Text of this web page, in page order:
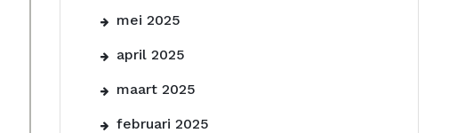
mei 2025
april 2025
maart 2025
februari 2025